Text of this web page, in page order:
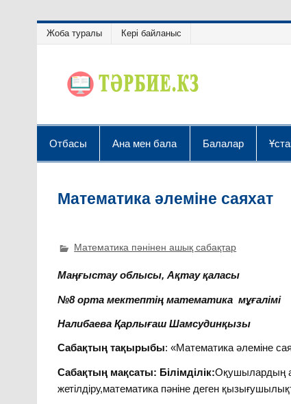
Жоба туралы Кері байланыс
Отбасы Ана мен бала Балалар
Математика әлеміне саяхат
Математика пәнінен ашық сабақтар
Маңғыстау облысы, Ақтау қаласы
№8 орта мектептің математика мұғалімі
Налибаева Қарлығаш Шамсудинқызы
Сабақтың тақырыбы: «Математика әлеміне
Сабақтың мақсаты: Білімділік:Оқушылардың
жетілдіру,математика пәніне деген